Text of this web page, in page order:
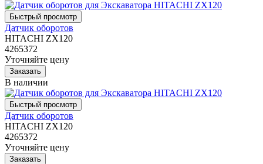
Датчик оборотов
HITACHI ZX120
4265372
Уточняйте цену
В наличии
Датчик оборотов
HITACHI ZX120
4265372
Уточняйте цену